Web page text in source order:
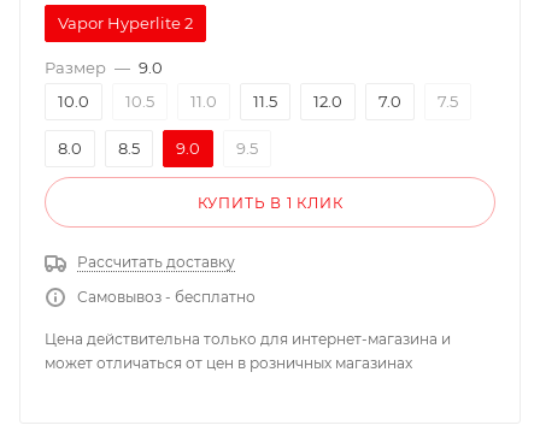
Vapor Hyperlite 2
Размер — 9.0
10.0
10.5 11.0 11.5 12.0 7.0 7.5
8.0 8.5 9.0 9.5
КУПИТЬ В 1 КЛИК
Рассчитать доставку
Самовывоз - бесплатно
Цена действительна только для интернет-магазина и
может отличаться от цен в розничных магазинах